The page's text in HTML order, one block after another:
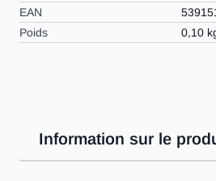
EAN
Poids
0,10
Information sur le